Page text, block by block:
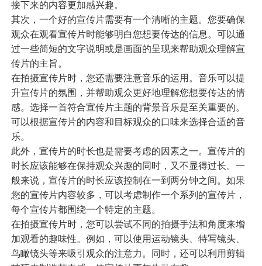
接下来的内容更加感兴趣。
其次，一个好的宣传片需要有一个清晰的主题。您要确保
观众在观看宣传片时能够明白您想要传达的信息。可以通
过一些简短的文字说明或是画面的呈现来帮助观众理解宣
传片的主旨。
在拍摄宣传片时，您还需要注意音乐的运用。音乐可以提
升宣传片的氛围，并帮助观众更好地理解您想要传达的情
感。选择一首符合宣传片主题的背景音乐是至关重要的。
可以根据宣传片的内容和目标观众的口味来选择合适的音
乐。
此外，宣传片的时长也是需要考虑的因素之一。宣传片的
时长应该能够在保持观众兴趣的同时，又不显得过长。一
般来说，宣传片的时长应该控制在一到两分钟之间。如果
您的宣传片内容较多，可以考虑制作一个系列的宣传片，
每个宣传片都围绕一个特定的主题。
在拍摄宣传片时，您可以尝试不同的拍摄手法和角度来增
加观看的趣味性。例如，可以使用运动镜头、特写镜头、
鸟瞰镜头等来吸引观众的注意力。同时，还可以利用剪辑